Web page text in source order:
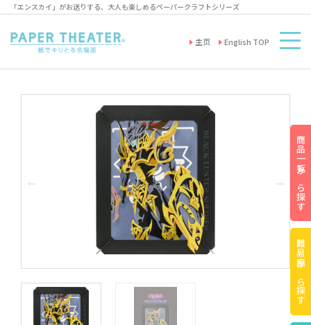
「エンスカイ」がお送りする、大人も楽しめるペーパークラフトシリーズ
主页 English TOP
商品一覧から探す
難易度から探す